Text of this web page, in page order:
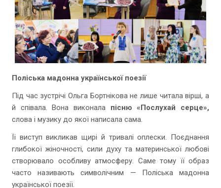
Поліська мадонна української поезії
Під час зустрічі Ольга Бортнікова не лише читала вірші, а
й співала. Вона виконала пісню «Послухай серце»,
слова і музику до якої написала сама.
Її виступ викликав щирі й тривалі оплески. Поєднання
глибокої жіночності, сили духу та материнської любові
створювало особливу атмосферу. Саме тому її образ
часто називають символічним — Поліська мадонна
української поезії.